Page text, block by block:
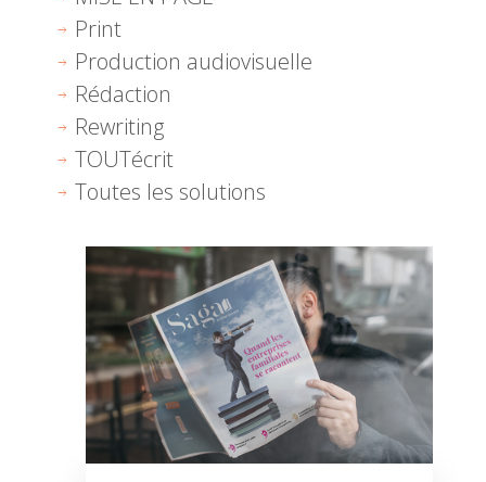
Print
Production audiovisuelle
Rédaction
Rewriting
TOUTécrit
Toutes les solutions